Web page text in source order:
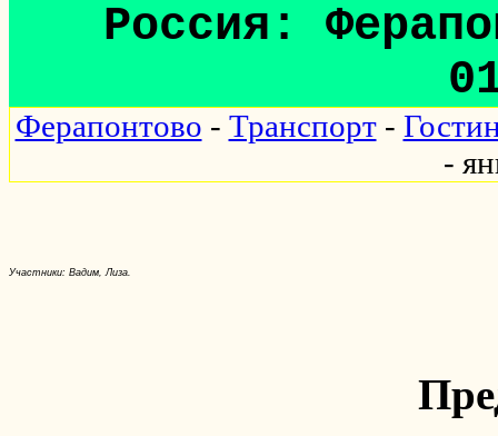
Россия:
Ферапонтово - Транспорт-
-
Участники: Вадим, Лиза.